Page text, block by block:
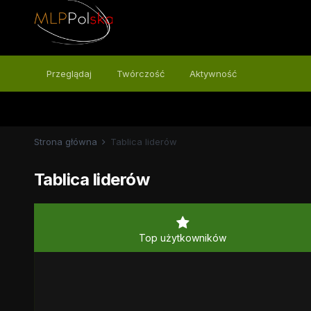
Przeglądaj Twórczość Aktywność
Strona główna Tablica liderów
Tablica liderów
Top użytkowników